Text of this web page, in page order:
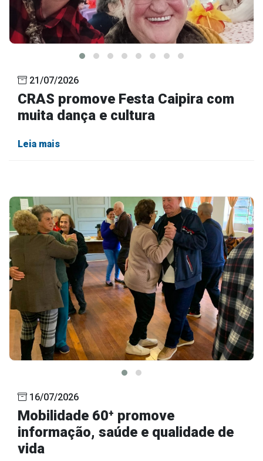
21/07/2026
CRAS promove Festa Caipira com
muita dança e cultura
Leia mais
16/07/2026
Mobilidade 60⁺ promove
informação, saúde e qualidade de
vida